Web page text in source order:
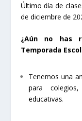
Último día de
de diciembre de
¿Aún no has
Temporada
Tenemos una
para
educativas.